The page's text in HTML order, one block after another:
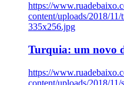
https://
content/uploads/2018/
335x256.jpg
Turquia: um novo
https://
content/uploads/2018/